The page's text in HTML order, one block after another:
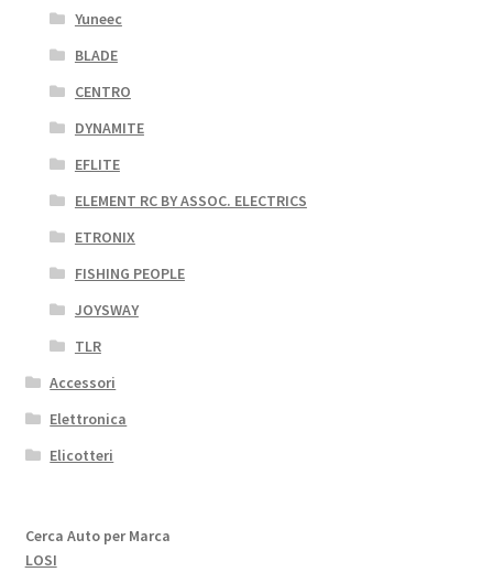
Yuneec
BLADE
CENTRO
DYNAMITE
EFLITE
ELEMENT RC BY ASSOC. ELECTRICS
ETRONIX
FISHING PEOPLE
JOYSWAY
TLR
Accessori
Elettronica
Elicotteri
Cerca Auto per Marca
LOSI